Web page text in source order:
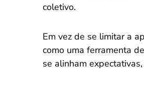
coletivo.
Em vez de se limitar a
como uma ferramenta
se alinham